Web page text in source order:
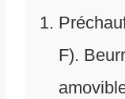
F).